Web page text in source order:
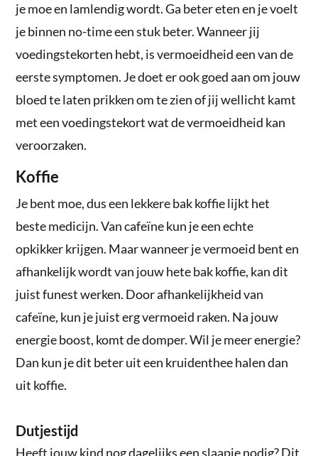
je moe en lamlendig wordt. Ga beter eten en je voelt
je binnen no-time een stuk beter. Wanneer jij
voedingstekorten hebt, is vermoeidheid een van de
eerste symptomen. Je doet er ook goed aan om jouw
bloed te laten prikken om te zien of jij wellicht kamt
met een voedingstekort wat de vermoeidheid kan
veroorzaken.
Koffie
Je bent moe, dus een lekkere bak koffie lijkt het
beste medicijn. Van cafeïne kun je een echte
opkikker krijgen. Maar wanneer je vermoeid bent en
afhankelijk wordt van jouw hete bak koffie, kan dit
juist funest werken. Door afhankelijkheid van
cafeïne, kun je juist erg vermoeid raken. Na jouw
energie boost, komt de domper. Wil je meer energie?
Dan kun je dit beter uit een kruidenthee halen dan
uit koffie.
Dutjestijd
Heeft jouw kind nog dagelijks een slaapje nodig? Dit